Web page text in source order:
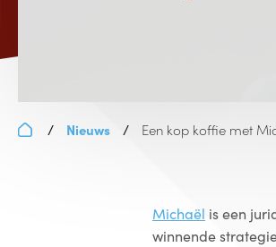
/ Nieuws / Een kop koffie met
Michaël is een
winnende